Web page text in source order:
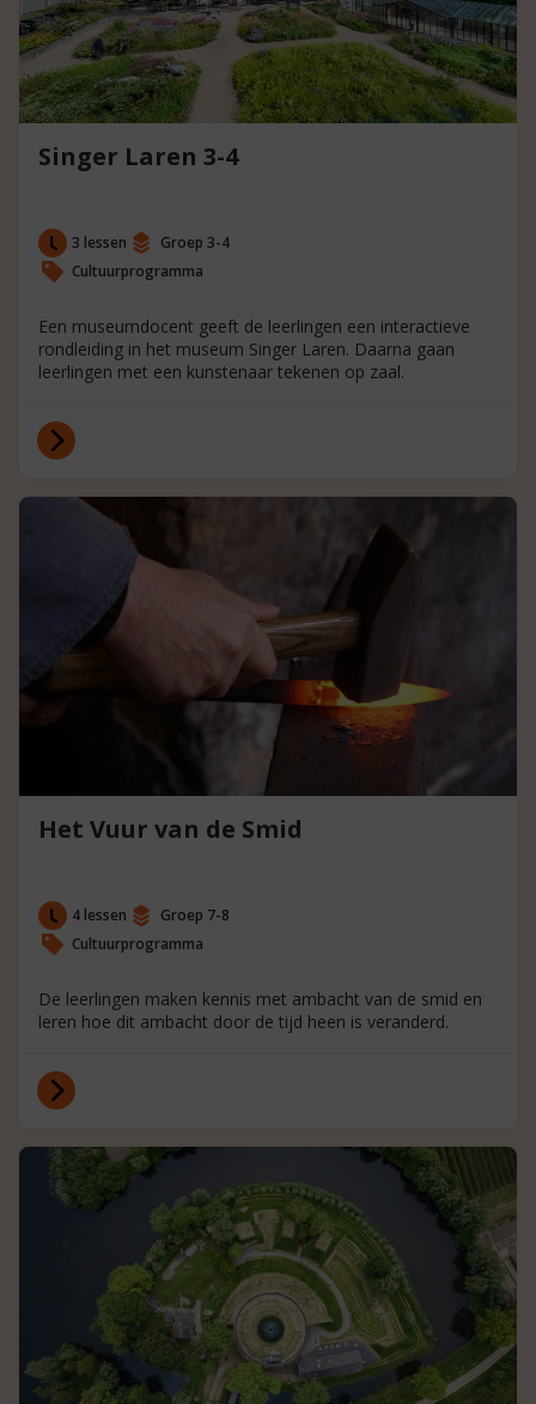
Singer Laren 3-4
3 lessen
Groep 3-4
Cultuurprogramma
Een museumdocent geeft de leerlingen een interactieve
rondleiding in het museum Singer Laren. Daarna gaan
leerlingen met een kunstenaar tekenen op zaal.
Het Vuur van de Smid
4 lessen
Groep 7-8
Cultuurprogramma
De leerlingen maken kennis met ambacht van de smid en
leren hoe dit ambacht door de tijd heen is veranderd.